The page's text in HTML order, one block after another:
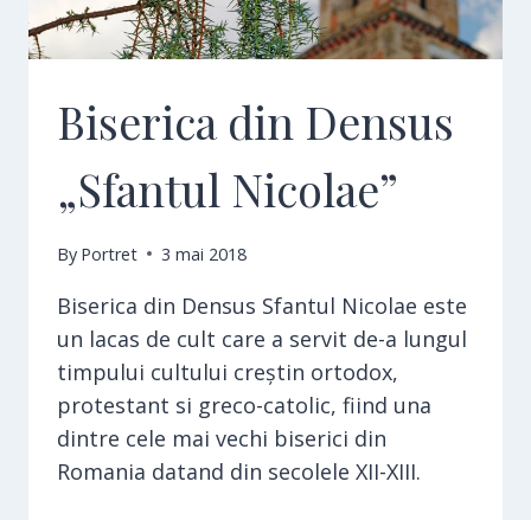
Biserica din Densus
„Sfantul Nicolae”
By Portret 3 mai 2018
Biserica din Densus Sfantul Nicolae este
un lacas de cult care a servit de-a lungul
timpului cultului creștin ortodox,
protestant si greco-catolic, fiind una
dintre cele mai vechi biserici din
Romania datand din secolele XII-XIII.